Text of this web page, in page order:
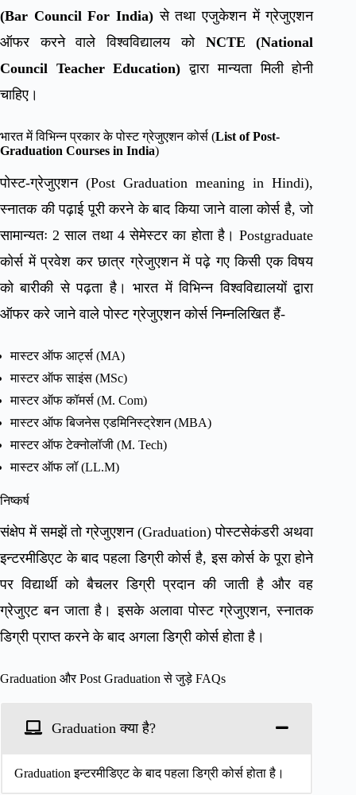
(Bar Council For India)से तथा एजुकेशन में ग्रेजुएशन
ऑफर करने वाले विश्वविद्यालय को NCTE (National
Council Teacher Education) द्वारा मान्यता मिली होनी
चाहिए।
भारत में विभिन्न प्रकार के पोस्ट ग्रेजुएशन कोर्स (List of Post-
Graduation Courses in India)
पोस्ट-ग्रेजुएशन (Post Graduation meaning in Hindi),
स्नातक की पढ़ाई पूरी करने के बाद किया जाने वाला कोर्स है, जो
सामान्यतः 2 साल तथा 4 सेमेस्टर का होता है। Postgraduate
कोर्स में प्रवेश कर छात्र ग्रेजुएशन में पढ़े गए किसी एक विषय
को बारीकी से पढ़ता है। भारत में विभिन्न विश्वविद्यालयों द्वारा
ऑफर करे जाने वाले पोस्ट ग्रेजुएशन कोर्स निम्नलिखित हैं-
मास्टर ऑफ आर्ट्स (MA)
मास्टर ऑफ साइंस (MSc)
मास्टर ऑफ कॉमर्स (M. Com)
मास्टर ऑफ बिजनेस एडमिनिस्ट्रेशन (MBA)
मास्टर ऑफ टेक्नोलॉजी (M. Tech)
मास्टर ऑफ लॉ (LL.M)
निष्कर्ष
संक्षेप में समझें तो ग्रेजुएशन (Graduation) पोस्टसेकंडरी अथवा
इन्टरमीडिएट के बाद पहला डिग्री कोर्स है, इस कोर्स के पूरा होने
पर विद्यार्थी को बैचलर डिग्री प्रदान की जाती है और वह
ग्रेजुएट बन जाता है। इसके अलावा पोस्ट ग्रेजुएशन, स्नातक
डिग्री प्राप्त करने के बाद अगला डिग्री कोर्स होता है।
Graduation और Post Graduation से जुड़े FAQs
Graduation क्या है?
Graduation इन्टरमीडिएट के बाद पहला डिग्री कोर्स होता है।